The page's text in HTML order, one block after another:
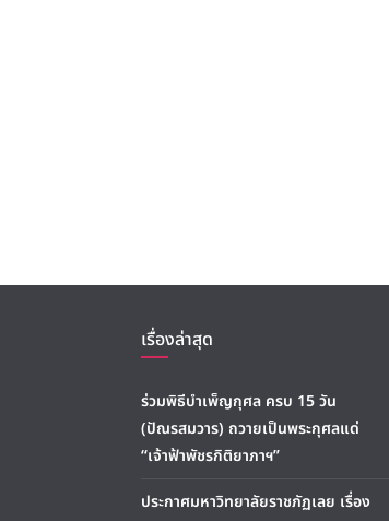
เรื่องล่าสุด
ร่วมพิธีบำเพ็ญกุศล ครบ 15 วัน
(ปัณรสมวาร) ถวายเป็นพระกุศลแด่
“เจ้าฟ้าพัชรกิติยาภาฯ”
ประกาศมหาวิทยาลัยราชภัฏเลย เรื่อง